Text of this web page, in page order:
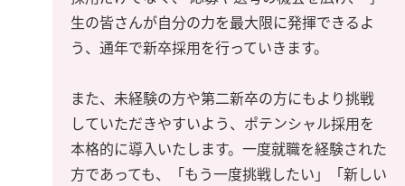
生の皆さんが自分の力を最大限に発揮できるよ
う、通年で新卒採用を行っていきます。
また、未経験の方や第二新卒の方にもより挑戦
していただきやすいよう、ポテンシャル採用を
本格的に導入いたします。一度就職を経験された
方であっても、「もう一度挑戦したい」「新しい